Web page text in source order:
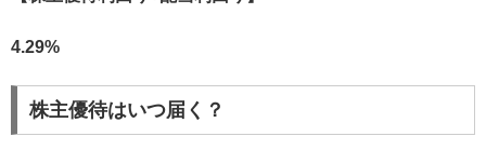
4.29%
株主優待はいつ届く？